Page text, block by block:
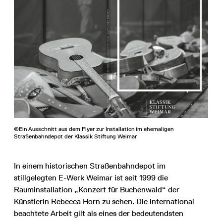
©Ein Ausschnitt aus dem Flyer zur Installation im ehemaligen
Straßenbahndepot der Klassik Stiftung Weimar
In einem historischen Straßenbahndepot im
stillgelegten E-Werk Weimar ist seit 1999 die
Rauminstallation „Konzert für Buchenwald“ der
Künstlerin Rebecca Horn zu sehen. Die international
beachtete Arbeit gilt als eines der bedeutendsten